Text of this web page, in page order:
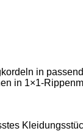
in
in 1×1-